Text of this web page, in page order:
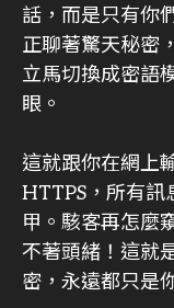
話，而是只有你
正聊著驚天秘密
立馬切換成密語
眼。
這就跟你在網上
HTTPS，所有訊
甲。駭客再怎麼
不著頭緒！這就
密，永遠都只是